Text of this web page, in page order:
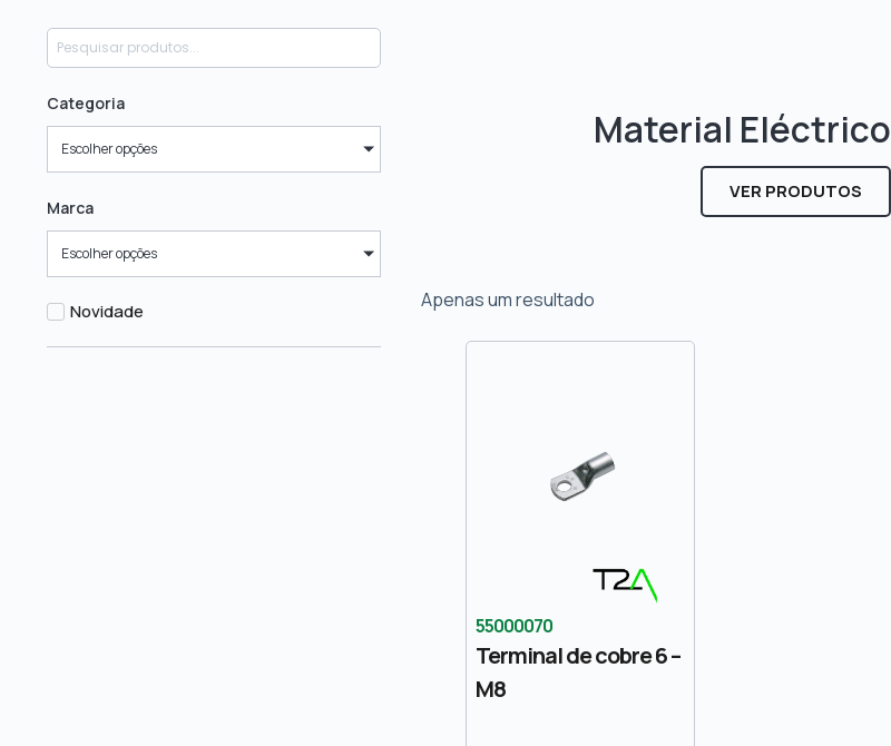
Categoria
Escolher opções
Marca
Escolher opções
Novidade
Material Eléctrico
VER PRODUTOS
Apenas um resultado
55000070
Terminal de cobre 6 –
M8